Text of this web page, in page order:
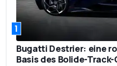
1
Bugatti Destrier: eine
Basis des Bolide-Track-